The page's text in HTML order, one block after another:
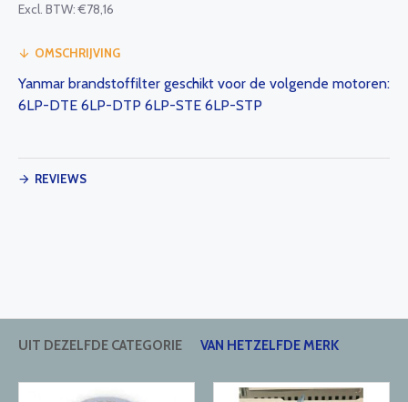
Excl. BTW: €78,16
OMSCHRIJVING
Yanmar brandstoffilter geschikt voor de volgende motoren:
6LP-DTE 6LP-DTP 6LP-STE 6LP-STP
REVIEWS
UIT DEZELFDE CATEGORIE VAN HETZELFDE MERK